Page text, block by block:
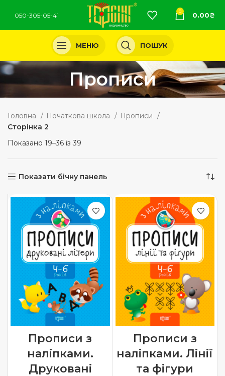
050-305-05-41
0 0.00₴
МЕНЮ ПОШУК
Прописи
Головна Початкова школа
Прописи
Сторінка 2
Показано 19–36 із 39
Показати бічну панель
Прописи з
наліпками.
Друковані
Прописи з
наліпками. Лінії
та фігури